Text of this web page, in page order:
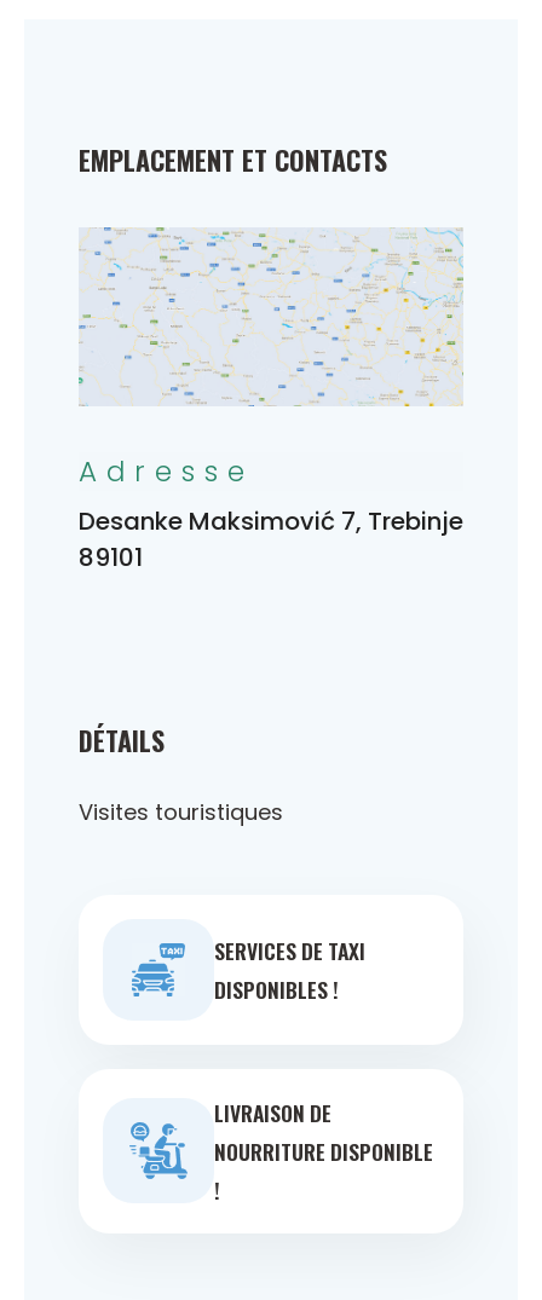
DÉTAILS
Visites touristiques
SERVICES DE TAXI
DISPONIBLES !
LIVRAISON DE
NOURRITURE DISPONIBLE
!
EMPLACEMENT ET CONTACTS
Adresse
Desanke Maksimović 7, Trebinje
89101